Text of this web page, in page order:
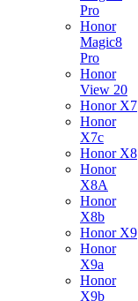
Pro
Honor
Magic8
Pro
Honor
View 20
Honor X7
Honor
X7c
Honor X8
Honor
X8A
Honor
X8b
Honor X9
Honor
X9a
Honor
X9b